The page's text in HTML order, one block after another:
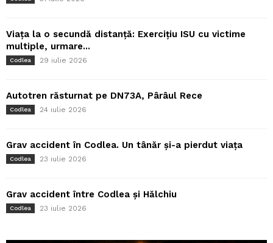
Viața la o secundă distanță: Exercițiu ISU cu victime
multiple, urmare...
Codlea 29 iulie 2026
Autotren răsturnat pe DN73A, Pârâul Rece
Codlea 24 iulie 2026
Grav accident în Codlea. Un tânăr și-a pierdut viața
Codlea 23 iulie 2026
Grav accident între Codlea și Hălchiu
Codlea 23 iulie 2026